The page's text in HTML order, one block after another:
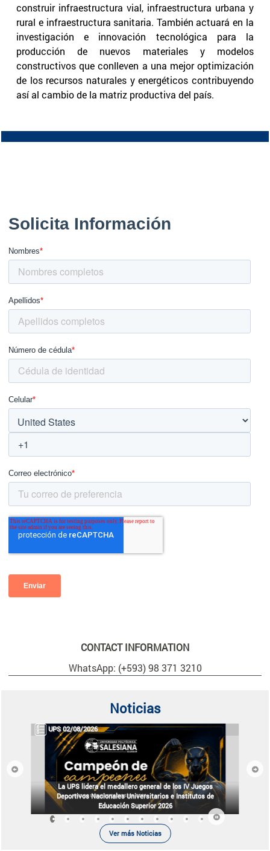
construir infraestructura vial, infraestructura urbana y
rural e infraestructura sanitaria. También actuará en la
investigación e innovación tecnológica para la
producción de nuevos materiales y modelos
constructivos que conlleven a una mejor optimización
de los recursos naturales y energéticos contribuyendo
así al cambio de la matriz productiva del país.
CONTACT INFORMATION
WhatsApp: (+593) 98 371 3210
Noticias
UPS 02/08/2026
La UPS lidera el medallero general de los IV Juegos
Deportivos Nacionales Universitarios e Institutos de
Educación Superior 2026
Previous Next
Ver más Noticias